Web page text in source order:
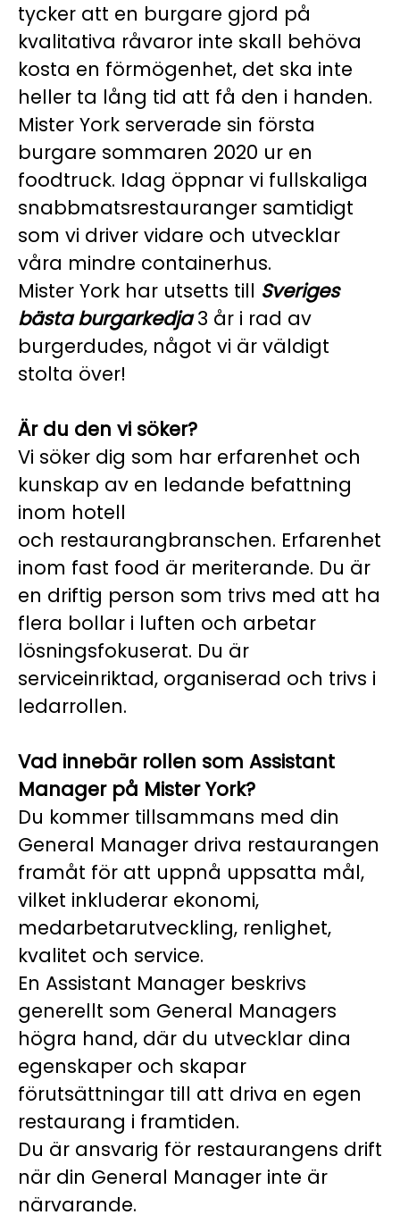
tycker att en burgare gjord på
kvalitativa råvaror inte skall behöva
kosta en förmögenhet, det ska inte
heller ta lång tid att få den i handen.
Mister York serverade sin första
burgare sommaren 2020 ur en
foodtruck. Idag öppnar vi fullskaliga
snabbmatsrestauranger samtidigt
som vi driver vidare och utvecklar
våra mindre containerhus.
Mister York har utsetts till Sveriges
bästa burgarkedja3 år i rad av
burgerdudes, något vi är väldigt
stolta över!
Är du den vi söker?
Vi söker dig som har erfarenhet och
kunskap av en ledande befattning
inom hotell
och restaurangbranschen. Erfarenhet
inom fast food är meriterande. Du är
en driftig person som trivs med att ha
flera bollar i luften och arbetar
lösningsfokuserat. Du är
serviceinriktad, organiserad och trivs i
ledarrollen.
Vad innebär rollen som Assistant
Manager på Mister York?
Du kommer tillsammans med din
General Manager driva restaurangen
framåt för att uppnå uppsatta mål,
vilket inkluderar ekonomi,
medarbetarutveckling, renlighet,
kvalitet och service.
En Assistant Manager beskrivs
generellt som General Managers
högra hand, där du utvecklar dina
egenskaper och skapar
förutsättningar till att driva en egen
restaurang i framtiden.
Du är ansvarig för restaurangens drift
när din General Manager inte är
närvarande.